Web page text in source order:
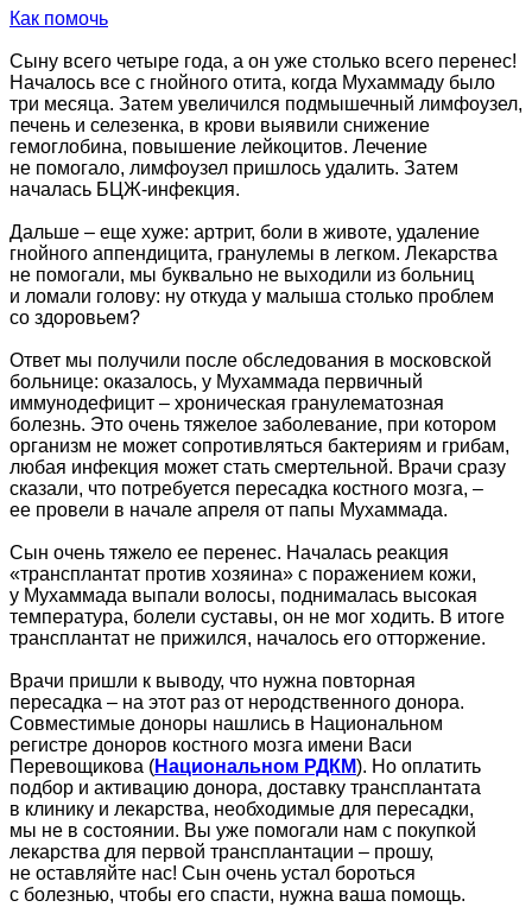
Как помочь
Сыну всего четыре года, а он уже столько всего перенес!
Началось все с гнойного отита, когда Мухаммаду было
три месяца. Затем увеличился подмышечный лимфоузел,
печень и селезенка, в крови выявили снижение
гемоглобина, повышение лейкоцитов. Лечение
не помогало, лимфоузел пришлось удалить. Затем
началась БЦЖ-инфекция.
Дальше – еще хуже: артрит, боли в животе, удаление
гнойного аппендицита, гранулемы в легком. Лекарства
не помогали, мы буквально не выходили из больниц
и ломали голову: ну откуда у малыша столько проблем
со здоровьем?
Ответ мы получили после обследования в московской
больнице: оказалось, у Мухаммада первичный
иммунодефицит – хроническая гранулематозная
болезнь. Это очень тяжелое заболевание, при котором
организм не может сопротивляться бактериям и грибам,
любая инфекция может стать смертельной. Врачи сразу
сказали, что потребуется пересадка костного мозга, –
ее провели в начале апреля от папы Мухаммада.
Сын очень тяжело ее перенес. Началась реакция
«трансплантат против хозяина» с поражением кожи,
у Мухаммада выпали волосы, поднималась высокая
температура, болели суставы, он не мог ходить. В итоге
трансплантат не прижился, началось его отторжение.
Врачи пришли к выводу, что нужна повторная
пересадка – на этот раз от неродственного донора.
Совместимые доноры нашлись в Национальном
регистре доноров костного мозга имени Васи
Перевощикова (Национальном РДКМ). Но оплатить
подбор и активацию донора, доставку трансплантата
в клинику и лекарства, необходимые для пересадки,
мы не в состоянии. Вы уже помогали нам с покупкой
лекарства для первой трансплантации – прошу,
не оставляйте нас! Сын очень устал бороться
с болезнью, чтобы его спасти, нужна ваша помощь.